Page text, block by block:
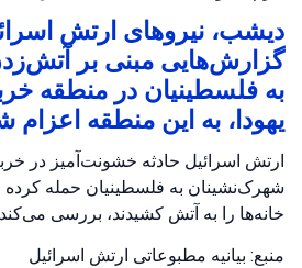
دیشب، نیروهای ارتش
گزارش‌هایی مبنی بر
به فلسطینیان در منطقه
یهودا، به این منطقه اعزام
ارتش اسرائیل حادثه خشونت‌آمیز در
شهرک‌نشینان به فلسطینیان حمله کرده
خانه‌ها را به آتش کشیدند، بررسی
منبع: بیانیه مطبوعاتی ارتش اسرائیل